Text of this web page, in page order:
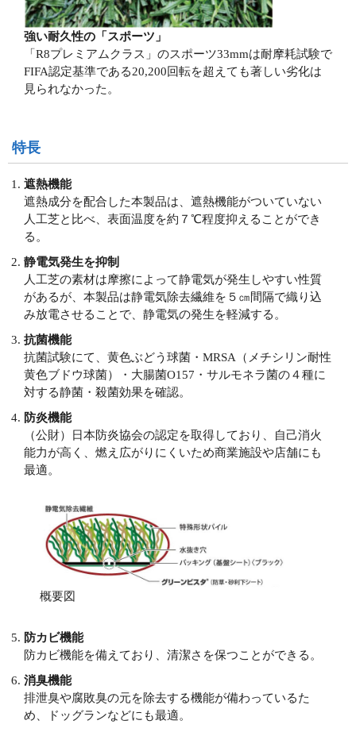
強い耐久性の「スポーツ」
「R8プレミアムクラス」のスポーツ33mmは耐摩耗試験で
FIFA認定基準である20,200回転を超えても著しい劣化は
見られなかった。
特長
遮熱機能
遮熱成分を配合した本製品は、遮熱機能がついていない
人工芝と比べ、表面温度を約７℃程度抑えることができ
る。
静電気発生を抑制
人工芝の素材は摩擦によって静電気が発生しやすい性質
があるが、本製品は静電気除去繊維を５㎝間隔で織り込
み放電させることで、静電気の発生を軽減する。
抗菌機能
抗菌試験にて、黄色ぶどう球菌・MRSA（メチシリン耐性
黄色ブドウ球菌）・大腸菌O157・サルモネラ菌の４種に
対する静菌・殺菌効果を確認。
防炎機能
（公財）日本防炎協会の認定を取得しており、自己消火
能力が高く、燃え広がりにくいため商業施設や店舗にも
最適。
概要図
防カビ機能
防カビ機能を備えており、清潔さを保つことができる。
消臭機能
排泄臭や腐敗臭の元を除去する機能が備わっているた
め、ドッグランなどにも最適。